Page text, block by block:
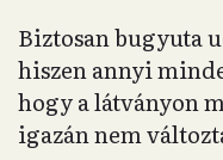
Biztosan bugyuta
hiszen annyi
hogy a látványon
igazán nem